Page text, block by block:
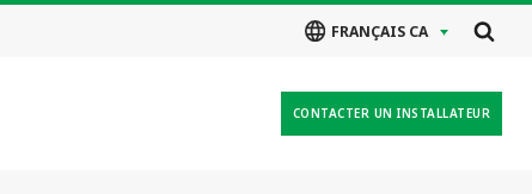
FRANÇAIS CA
CONTACTER UN INSTALLATEUR